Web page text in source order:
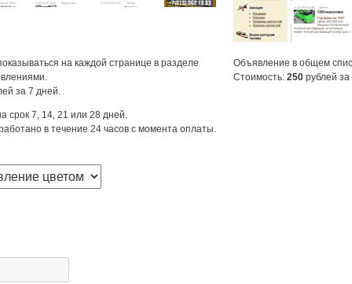
на каждой странице в разделе
за 7 дней.
Объявление в общем
Стоимость: 250 рублей
срок 7, 14, 21 или 28 дней.
в течение 24 часов с момента оплаты.